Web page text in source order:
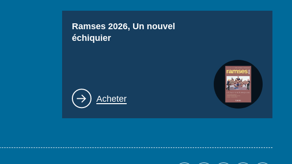
Titre
Ramses 2026, Un nouvel
échiquier
Lien
Acheter